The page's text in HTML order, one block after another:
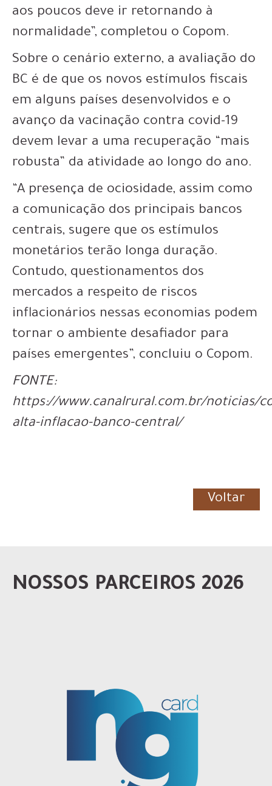
aos poucos deve ir retornando à
normalidade”, completou o Copom.
Sobre o cenário externo, a avaliação do
BC é de que os novos estímulos fiscais
em alguns países desenvolvidos e o
avanço da vacinação contra covid-19
devem levar a uma recuperação “mais
robusta” da atividade ao longo do ano.
“A presença de ociosidade, assim como
a comunicação dos principais bancos
centrais, sugere que os estímulos
monetários terão longa duração.
Contudo, questionamentos dos
mercados a respeito de riscos
inflacionários nessas economias podem
tornar o ambiente desafiador para
países emergentes”, concluiu o Copom.
FONTE:
https://www.canalrural.com.br/noticias/
alta-inflacao-banco-central/
Voltar
NOSSOS PARCEIROS 2026